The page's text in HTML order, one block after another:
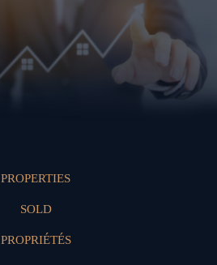
PROPERTIES
SOLD
PROPRIÉTÉS